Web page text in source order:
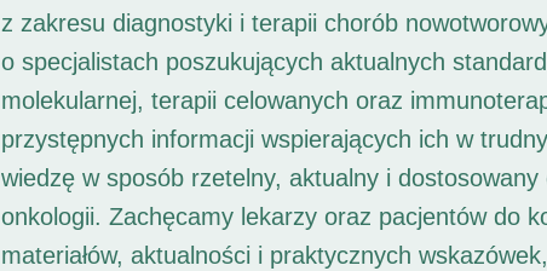
z zakresu diagnostyki i terapii chorób
o specjalistach poszukujących aktualnych
molekularnej, terapii celowanych oraz
przystępnych informacji wspierających ich w
wiedzę w sposób rzetelny, aktualny i
onkologii. Zachęcamy lekarzy oraz pacjentów do
materiałów, aktualności i praktycznych